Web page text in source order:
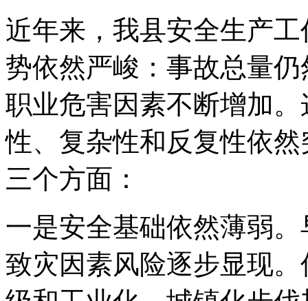
近年来，我县安全生产
势依然严峻：事故总量
职业危害因素不断增加
性、复杂性和反复性依
三个方面：
一是安全基础依然薄弱
致灾因素风险逐步显现